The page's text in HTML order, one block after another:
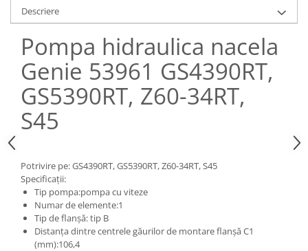
Fulie
Pistoane
Turbosuflanta
Diverse piese motor
Furtune si conducte
Injectoare
Chiuloasa
Vibrochen - ax came - arbore cotit
Camasa piston
Segmenti motor
Termoflot
Cablu acceleratie
Senzori de presiune ulei
Vaporizatoare
Piese Iveco
Piese Nifty Lift
Piese Grove
Piese motor Perkins
Piese Deutz Fahr
Piese Atlas Copco
Piese Hitachi
Piese Vermeer
Piese Gehl
Piese Socage
Piese Kaeser
Descriere
Pompa hidraulica nacela
Genie 53961 GS4390RT,
GS5390RT, Z60-34RT,
S45
Potrivire pe: GS4390RT, GS5390RT, Z60-34RT, S45
Specificații:
Tip pompa:pompa cu viteze
Numar de elemente:1
Tip de flanșă: tip B
Distanța dintre centrele găurilor de montare flanșă C1
(mm):106,4